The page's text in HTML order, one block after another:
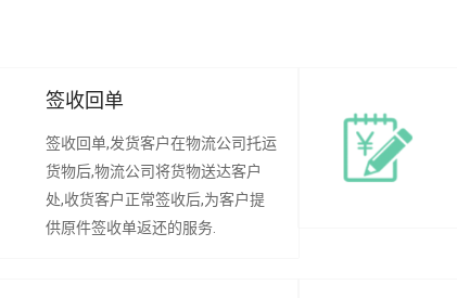
签收回单
签收回单,发货客户在物流公司托运
货物后,物流公司将货物送达客户
处,收货客户正常签收后,为客户提
供原件签收单返还的服务.